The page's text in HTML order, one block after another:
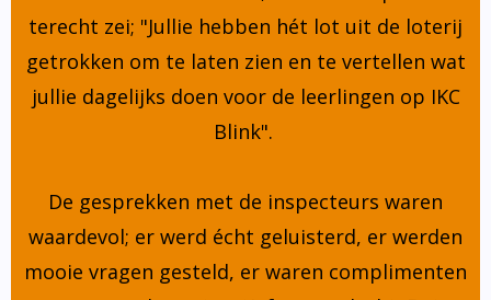
terecht zei; "Jullie hebben hét lot uit de loterij
getrokken om te laten zien en te vertellen wat
jullie dagelijks doen voor de leerlingen op IKC
Blink".
De gesprekken met de inspecteurs waren
waardevol; er werd écht geluisterd, er werden
mooie vragen gesteld, er waren complimenten